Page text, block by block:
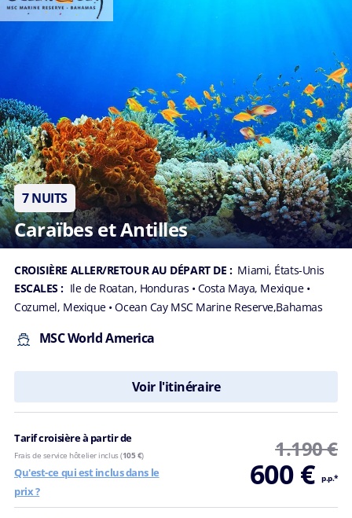
7 NUITS
Caraïbes et Antilles
CROISIÈRE ALLER/RETOUR AU DÉPART DE : Miami, États-Unis
ESCALES : Ile de Roatan, Honduras • Costa Maya, Mexique •
Cozumel, Mexique • Ocean Cay MSC Marine Reserve,Bahamas
MSC World America
Voir l'itinéraire
Tarif croisière à partir de 1.190 €
600 € p.p.*
Frais de service hôtelier inclus (105 €)
Qu'est-ce qui est inclus dans le
prix ?